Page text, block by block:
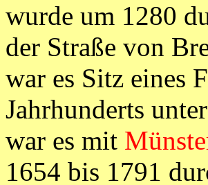
wurde um 1280
der Straße von
war es Sitz eines
Jahrhunderts
war es mit
1654 bis 1791